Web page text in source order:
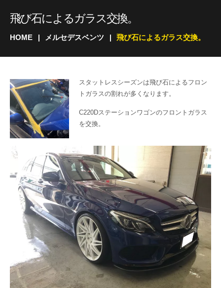
飛び石によるガラス交換。
HOME メルセデスベンツ 飛び石によるガラス交換。
スタットレスシーズンは飛び石によるフロン
トガラスの割れが多くなります。
C220Dステーションワゴンのフロントガラス
を交換。